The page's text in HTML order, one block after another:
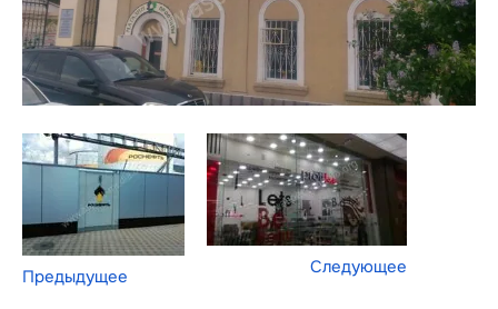
Предыдущее Следующее